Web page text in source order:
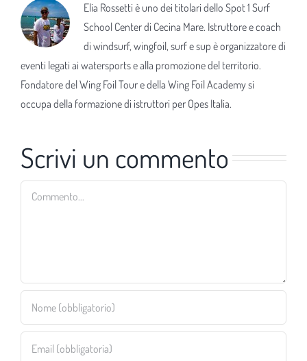
Elia Rossetti è uno dei titolari dello Spot 1 Surf
School Center di Cecina Mare. Istruttore e coach
di windsurf, wingfoil, surf e sup è organizzatore di
eventi legati ai watersports e alla promozione del territorio.
Fondatore del Wing Foil Tour e della Wing Foil Academy si
occupa della formazione di istruttori per Opes Italia.
Scrivi un commento
Commento